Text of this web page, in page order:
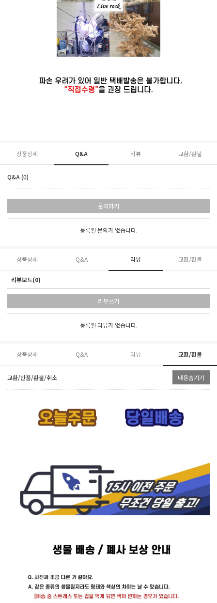
상품상세 Q&A 리뷰 교환/환불
Q&A (0)
문의하기
등록된 문의가 없습니다.
상품상세 Q&A 리뷰 교환/환불
리뷰보드(0)
리뷰쓰기
등록된 리뷰가 없습니다.
상품상세 Q&A 리뷰 교환/환불
교환/반품/환불/취소 내용숨기기